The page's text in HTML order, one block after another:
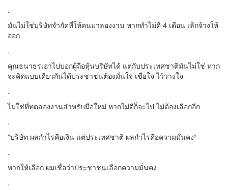
.
มันไม่ใช่บริษัทจำกัดที่ให้คนมาลองงาน หากทำไม่ดี 4 เดือน เลิกจ้างให้
ออก
.
คุณธนาธรเอาไปบอกผู้ถือหุ้นบริษัทได้ แต่กับประเทศชาติมันไม่ใช่ หาก
จะคิดแบบเดียวกันได้ประชาชนต้องมั่นใจ เชื่อใจ ไว้วางใจ
.
ไม่ใช่ที่ทดลองงานสำหรับมือใหม่ หากไม่ดีก็จะไป ไม่ต้องเลือกอีก
.
”บริษัท ผลกำไรคือเงิน แต่ประเทศชาติ ผลกำไรคือความมั่นคง“
.
หากให้เลือก ผมเชื่อว่าประชาชนเลือกความมั่นคง
.